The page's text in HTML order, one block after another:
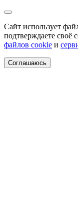
Сайт использует
подтверждаете своё
файлов cookie и
Соглашаюсь